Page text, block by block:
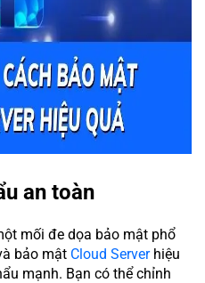
an toàn
mối đe dọa bảo mật phổ
bảo mật Cloud Serverhiệu
mạnh. Bạn có thể chỉnh